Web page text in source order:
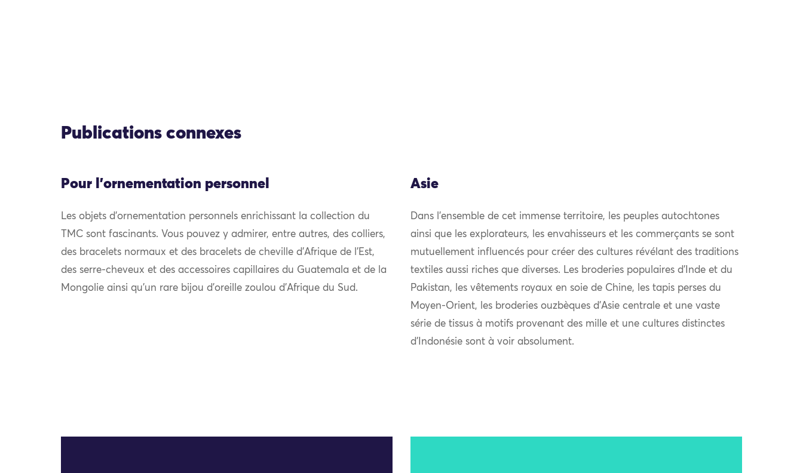
Publications connexes
Pour l'ornementation personnel
Les objets d’ornementation personnels enrichissant la collection du
TMC sont fascinants. Vous pouvez y admirer, entre autres, des colliers,
des bracelets normaux et des bracelets de cheville d’Afrique de l’Est,
des serre-cheveux et des accessoires capillaires du Guatemala et de la
Mongolie ainsi qu’un rare bijou d’oreille zoulou d’Afrique du Sud.
Asie
Dans l’ensemble de cet immense territoire, les peuples autochtones
ainsi que les explorateurs, les envahisseurs et les commerçants se sont
mutuellement influencés pour créer des cultures révélant des traditions
textiles aussi riches que diverses. Les broderies populaires d’Inde et du
Pakistan, les vêtements royaux en soie de Chine, les tapis perses du
Moyen-Orient, les broderies ouzbèques d’Asie centrale et une vaste
série de tissus à motifs provenant des mille et une cultures distinctes
d’Indonésie sont à voir absolument.